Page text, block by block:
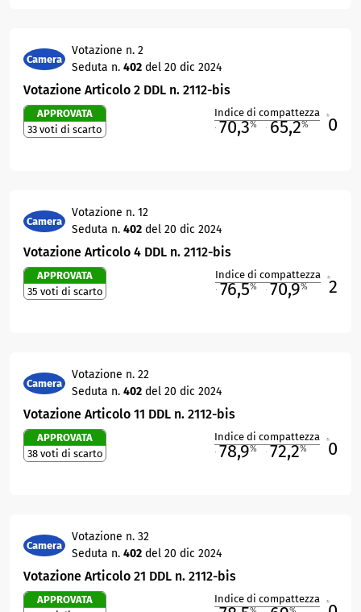
Camera
Votazione n. 2
Seduta n. 402 del 20 dic 2024
Votazione Articolo 2 DDL n. 2112-bis
APPROVATA
33 voti di scarto
Indice di compattezza
70,3% 65,2% 0
Camera
Votazione n. 12
Seduta n. 402 del 20 dic 2024
Votazione Articolo 4 DDL n. 2112-bis
APPROVATA
35 voti di scarto
Indice di compattezza
76,5% 70,9% 2
Camera
Votazione n. 22
Seduta n. 402 del 20 dic 2024
Votazione Articolo 11 DDL n. 2112-bis
APPROVATA
38 voti di scarto
Indice di compattezza
78,9% 72,2% 0
Camera
Votazione n. 32
Seduta n. 402 del 20 dic 2024
Votazione Articolo 21 DDL n. 2112-bis
APPROVATA
Indice di compattezza